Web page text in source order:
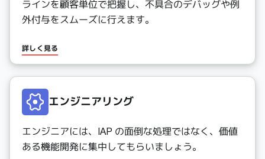
ラインを顧客単位で把握し、不具合のデバッグや例
外付与をスムーズに行えます。
詳しく見る
エンジニアリング
エンジニアには、IAP の面倒な処理ではなく、価値
ある機能開発に集中してもらいましょう。